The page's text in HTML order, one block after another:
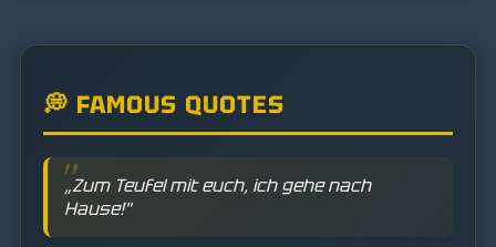
💭 FAMOUS QUOTES
„Zum Teufel mit euch, ich gehe nach
Hause!"